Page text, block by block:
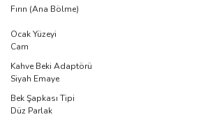
Fırın (Ana Bölme)
Ocak Yüzeyi
Cam
Kahve Beki Adaptörü
Siyah Emaye
Bek Şapkası Tipi
Düz Parlak